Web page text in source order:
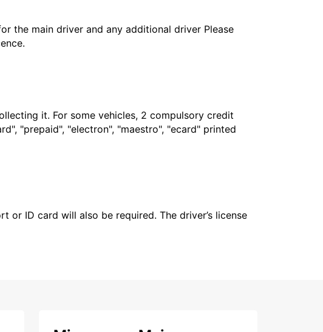
the main driver and any additional driver Please
it. For some vehicles, 2 compulsory credit
"prepaid", "electron", "maestro", "ecard" printed
ID card will also be required. The driver’s license